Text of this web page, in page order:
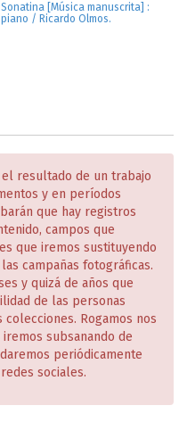
Sonatina [Música manuscrita] :
piano / Ricardo Olmos.
resultado de un trabajo
y en períodos
que hay registros
campos que
que iremos sustituyendo
campañas fotográficas.
y quizá de años que
de las personas
Rogamos nos
subsanando de
periódicamente
sociales.